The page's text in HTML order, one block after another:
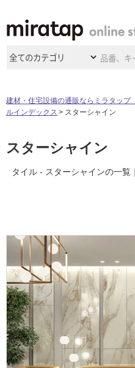
商品カ
キッチン
ウッドデッキ
収納
照明
内装用建材
ロートアイアン
施工
施工事例
ミラタップ のあるくらし
ショー
ショールームのご案内
名古屋ショールーム
福岡ショールーム
横浜スマートショールー
ム
よくある質問
修理お問い合わせ
説明書・図面検索
お役立ち情報
その他
ミラタップと
ASOLIE
自分らしい家づくり
SUVACO
建材・住宅設備の通販ならミラタップ
ルインデックス
スターシャイン
スターシャイン
タイル - スターシャインの一覧